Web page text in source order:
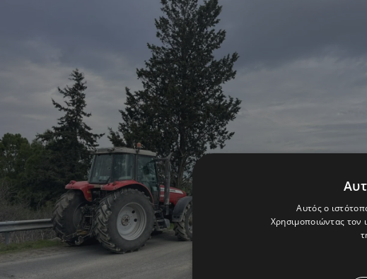
Αυτός ο
Χρησιμοποιώντας τον